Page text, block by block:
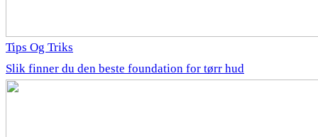
Tips Og Triks
Slik finner du den beste foundation for tørr hud